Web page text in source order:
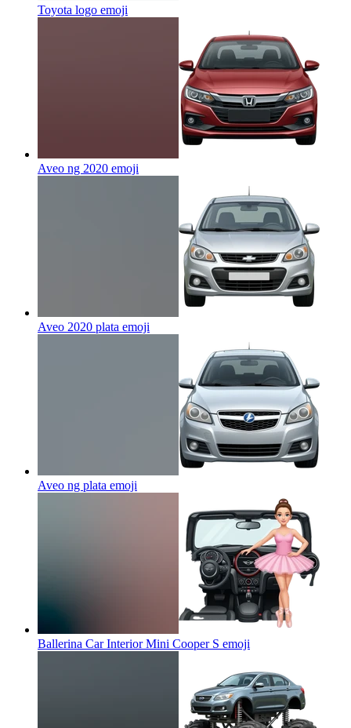
Toyota logo emoji
Aveo ng 2020 emoji
Aveo 2020 plata emoji
Aveo ng plata emoji
Ballerina Car Interior Mini Cooper S emoji